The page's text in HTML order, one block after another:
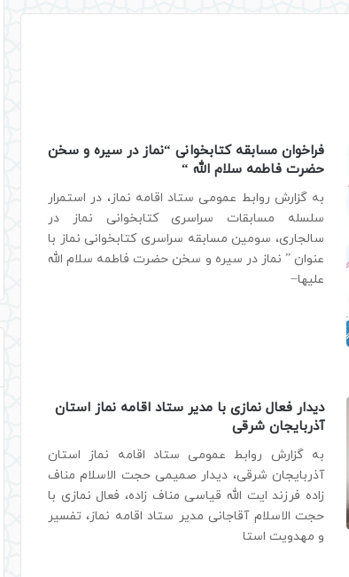
فراخوان مسابقه کتابخوانی “نماز در سیره و سخن
حضرت فاطمه سلام الله “
به گزارش روابط عمومی ستاد اقامه نماز، در استمرار
سلسله مسابقات سراسری کتابخوانی نماز در
سالجاری، سومین مسابقه سراسری کتابخوانی نماز با
عنوان ” نماز در سیره و سخن حضرت فاطمه سلام الله
علیها ̶
دیدار فعال نمازی با مدیر ستاد اقامه نماز استان
آذربایجان شرقی
به گزارش روابط عمومی ستاد اقامه نماز استان
آذربایجان شرقی، دیدار صمیمی حجت الاسلام مناف
زاده فرزند ایت الله قیاسی مناف زاده، فعال نمازی با
حجت الاسلام آقاجانی مدیر ستاد اقامه نماز، تفسیر
و مهدویت استا